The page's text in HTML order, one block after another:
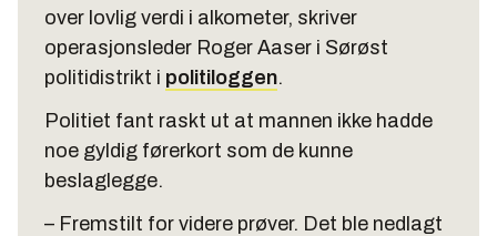
over lovlig verdi i alkometer, skriver
operasjonsleder Roger Aaser i Sørøst
politidistrikt i politiloggen.
Politiet fant raskt ut at mannen ikke hadde
noe gyldig førerkort som de kunne
beslaglegge.
– Fremstilt for videre prøver. Det ble nedlagt